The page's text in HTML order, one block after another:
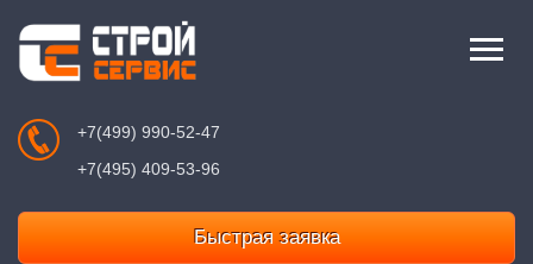
+7(499) 990-52-47
+7(495) 409-53-96
Быстрая заявка